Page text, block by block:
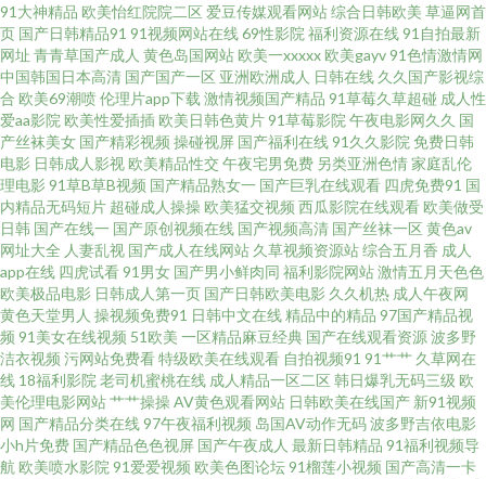
成人自拍视频 蜜桃久热久精品 午夜影院强奸 a精品小视频 久久私色房免费 天
天撸天天操 97色色综合网 黄色福利导航 日韩欧美性 91国产丝袜射精 国产10
页 男人av资源在线 午夜老司机av 俺来也图片91 精东视频黄 日韩欧美亚洲 91
成人天蚕 大香蕉伊人五月 青青偷拍色 在线成人色网 超碰另类 久久激情六月
天 偷拍偷窥婷婷视频 国产成人伊人 欧美性爱网络 亚洲无码韩国 变态另类第4
页 欧美色网69 亚洲口工视频网址 白嫩玉足足交 精品视频在线观看 深夜av软
件快播 91深夜影院色 国产黑丝91 欧美日韩交配网 尤物jk自慰喷水 成人福利
视频导航 另类AV综合 天天撸日日操 91五码 激情午夜网 日韩人妻导航 91肛交
wwww 福利专区欧美精品 欧美成人性爱综合 一区一区一去二级 成人看片免
91大神精品 欧美怡红院院二区 爱豆传媒观看网站综合日韩欧美 草逼网首
页 国产日韩精品91 91视频网站在线69性影院 福利资源在线91自拍最新
网址 青青草国产成人 黄色岛国网站 欧美一xxxxx 欧美gayv91色情激情网
中国韩国日本高清 国产国产一区 亚洲欧洲成人 日韩在线 久久国产影视综
合 欧美69潮喷伦理片app下载 激情视频国产精品 91草莓久草超碰 成人性
爱aa影院 欧美性爱插插 欧美日韩色黄片91草莓影院 午夜电影网久久 国
产丝袜美女 国产精彩视频 操碰视屏 国产福利在线91久久影院 免费日韩
电影 日韩成人影视 欧美精品性交 午夜宅男免费 另类亚洲色情家庭乱伦
理电影 91草B草B视频 国产精品熟女一 国产巨乳在线观看 四虎免费91 国
内精品无码短片 超碰成人操操 欧美猛交视频 西瓜影院在线观看 欧美做受
日韩 国产在线一 国产原创视频在线 国产视频高清 国产丝袜一区 黄色av
网址大全 人妻乱视 国产成人在线网站 久草视频资源站综合五月香 成人
app在线 四虎试看91男女 国产男小鲜肉同 福利影院网站激情五月天色色
欧美极品电影 日韩成人第一页 国产日韩欧美电影 久久机热 成人午夜网
黄色天堂男人 操视频免费91 日韩中文在线精品中的精品 97国产精品视
频 91美女在线视频 51欧美 一区精品麻豆经典 国产在线观看资源波多野
洁衣视频 污网站免费看特级欧美在线观看 自拍视频91 91艹艹 久草网在
线 18福利影院 老司机蜜桃在线 成人精品一区二区 韩日爆乳无码三级 欧
美伦理电影网站艹艹操操AV黄色观看网站 日韩欧美在线国产 新91视频
网 国产精品分类在线97午夜福利视频 岛国AV动作无码波多野吉依电影
小h片免费 国产精品色色视屏 国产午夜成人 最新日韩精品 91福利视频导
航 欧美喷水影院 91爱爱视频 欧美色图论坛91榴莲小视频 国产高清一卡